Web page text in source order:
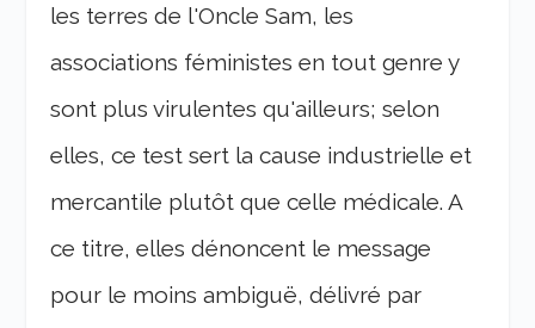
les terres de l'Oncle Sam, les
associations féministes en tout genre y
sont plus virulentes qu'ailleurs; selon
elles, ce test sert la cause industrielle et
mercantile plutôt que celle médicale. A
ce titre, elles dénoncent le message
pour le moins ambiguë, délivré par